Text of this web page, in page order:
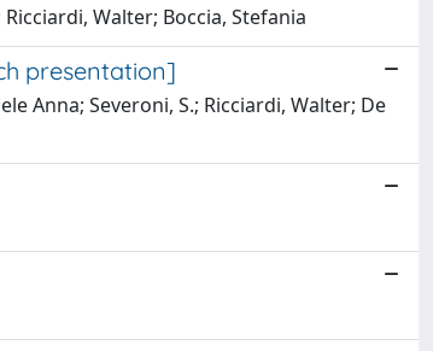
Walter; Boccia, Stefania
presentation]
Anna; Severoni, S.; Ricciardi, Walter; De